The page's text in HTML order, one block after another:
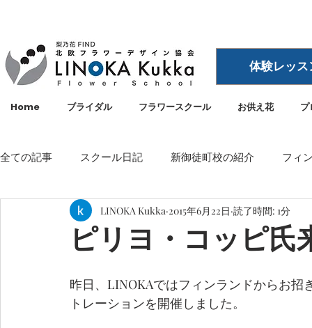
体験レッ
Home ブライダル フラワースクール お供え花 プ
全ての記事 スクール日記 新御徒町校の紹介 フィ
メディア・雑誌掲載 空間ディスプレイ
ピリヨ・コッピ氏
LINOKA Kukka 2015年6月22日 読了時間: 1分
昨日、LINOKAではフィンランドからお
トレーションを開催しました。